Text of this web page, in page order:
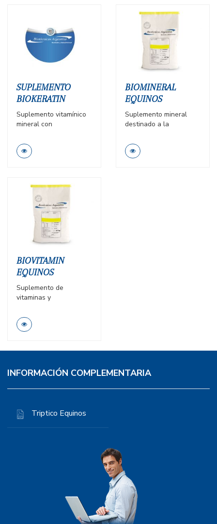
fisiológicos
reproducción, lactancia,
crecimiento), con altas
exigencias deportivas.
SUPLEMENTO
BIOKERATIN
Suplemento vitamínico
mineral con
mezclar con la ración,
desarrollado para
cascos y a mejorar el
BIOMINERAL
EQUINOS
Suplemento mineral
destinado a la
balanceado indicada
para reforzar el aporte
BIOVITAMIN
EQUINOS
Suplemento de
vitaminas y
destinado a la
fabricación de alimento
INFORMACIÓN COMPLEMENTARIA
Triptico Equinos